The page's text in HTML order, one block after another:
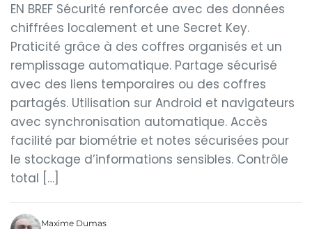
EN BREF Sécurité renforcée avec des données
chiffrées localement et une Secret Key.
Praticité grâce à des coffres organisés et un
remplissage automatique. Partage sécurisé
avec des liens temporaires ou des coffres
partagés. Utilisation sur Android et navigateurs
avec synchronisation automatique. Accès
facilité par biométrie et notes sécurisées pour
le stockage d’informations sensibles. Contrôle
total […]
Maxime Dumas